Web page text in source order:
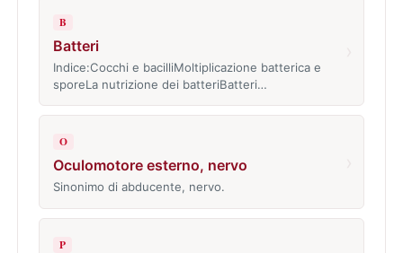
B
Batteri
Indice:Cocchi e bacilliMoltiplicazione batterica e
sporeLa nutrizione dei batteriBatteri…
O
Oculomotore esterno, nervo
Sinonimo di abducente, nervo.
P